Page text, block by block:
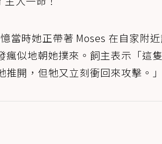
當時她正帶著 Moses 在自家附
似地朝她撲來。飼主表示「這
推開，但牠又立刻衝回來攻擊。